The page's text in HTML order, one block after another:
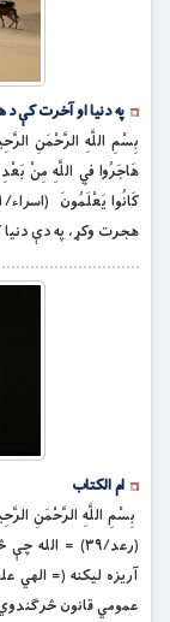
په دنيا او آخرت كې
بِسْمِ اللَّهِ الرَّحْمَنِ
هَاجَرُوا فِي اللَّهِ مِنْ
هجرت وكړ، په دې
ام الكتاب
بِسْمِ اللَّهِ الرَّحْمَنِ
(رعد/۳۹) =
آریزه ليکنه (= الهي
عمومي قانون